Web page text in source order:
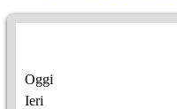
Oggi
Ieri